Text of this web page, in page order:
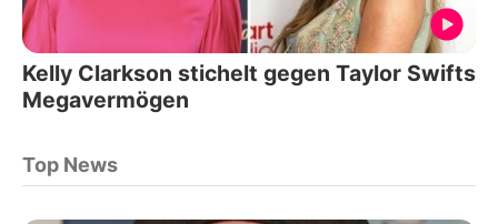
Kelly Clarkson stichelt gegen Taylor Swifts
Megavermögen
Top News